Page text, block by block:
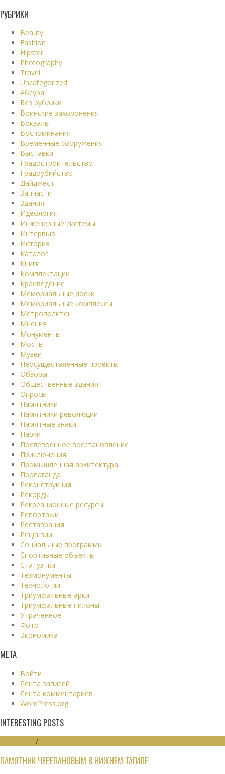
РУБРИКИ
Beauty
Fashion
Hipster
Photography
Travel
Uncategorized
Абсурд
Без рубрики
Воинские захоронения
Вокзалы
Воспоминания
Временные сооружения
Выставки
Градостроительство
Градоубийство
Дайджест
Запчасти
Здания
Идеология
Инженерные системы
Интервью
История
Каталог
Книги
Комплектации
Краеведение
Мемориальные доски
Мемориальные комплексы
Метрополитен
Мнения
Монументы
Мосты
Музеи
Неосуществлённые проекты
Обзоры
Общественные здания
Опросы
Памятники
Памятники революции
Памятные знаки
Парки
Послевоенное восстановление
Приключения
Промышленная архитектура
Пропаганда
Реконструкция
Рекорды
Рекреационные ресурсы
Репортажи
Реставрация
Рецензии
Социальные программы
Спортивные объекты
Статуэтки
Техмонументы
Технологии
Триумфальные арки
Триумфальные пилоны
Утраченное
Фото
Экономика
МЕТА
Войти
Лента записей
Лента комментариев
WordPress.org
INTERESTING POSTS
/
ПАМЯТНИК ЧЕРЕПАНОВЫМ В НИЖНЕМ ТАГИЛЕ